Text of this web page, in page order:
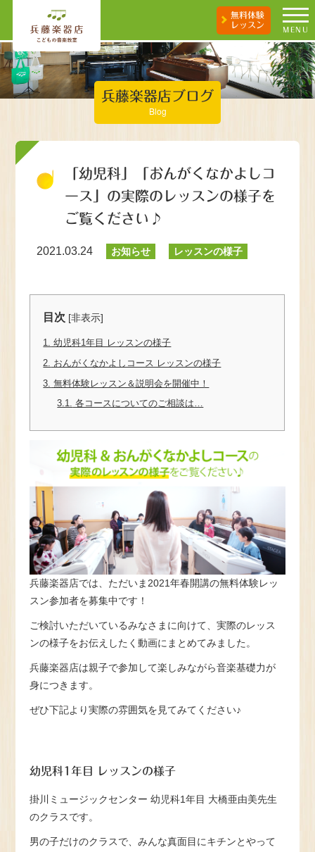
無料体験
レッスン
MENU
兵藤楽器店ブログ
Blog
「幼児科」「おんがくなかよしコ
ース」の実際のレッスンの様子を
ご覧ください♪
2021.03.24 お知らせ レッスンの様子
目次 [非表示]
1. 幼児科1年目 レッスンの様子
2. おんがくなかよしコース レッスンの様子
3. 無料体験レッスン＆説明会を開催中！
3.1. 各コースについてのご相談は…
兵藤楽器店では、ただいま2021年春開講の無料体験レッ
スン参加者を募集中です！
ご検討いただいているみなさまに向けて、実際のレッス
ンの様子をお伝えしたく動画にまとめてみました。
兵藤楽器店は親子で参加して楽しみながら音楽基礎力が
身につきます。
ぜひ下記より実際の雰囲気を見てみてください♪
幼児科1年目 レッスンの様子
掛川ミュージックセンター 幼児科1年目 大橋亜由美先生
のクラスです。
男の子だけのクラスで、みんな真面目にキチンとやって